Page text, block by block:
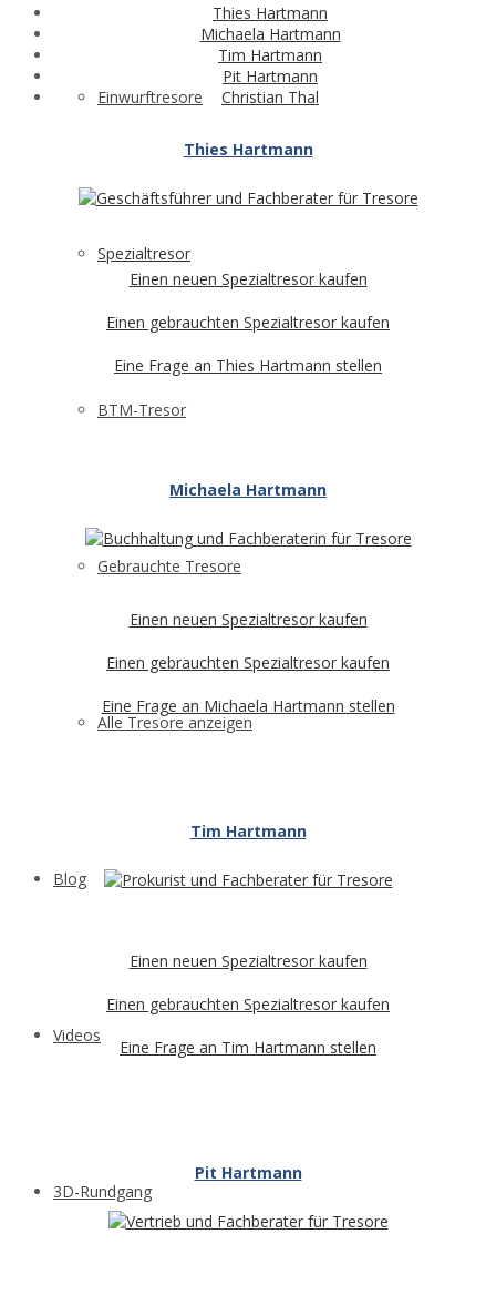
Einwurftresore
Spezialtresor
BTM-Tresor
Gebrauchte Tresore
Alle Tresore anzeigen
Blog
Videos
3D-Rundgang
Thies Hartmann
Michaela Hartmann
Tim Hartmann
Pit Hartmann
Christian Thal
Thies Hartmann
Einen neuen Spezialtresor kaufen
Einen gebrauchten Spezialtresor kaufen
Eine Frage an Thies Hartmann stellen
Michaela Hartmann
Einen neuen Spezialtresor kaufen
Einen gebrauchten Spezialtresor kaufen
Eine Frage an Michaela Hartmann stellen
Tim Hartmann
Einen neuen Spezialtresor kaufen
Einen gebrauchten Spezialtresor kaufen
Eine Frage an Tim Hartmann stellen
Pit Hartmann